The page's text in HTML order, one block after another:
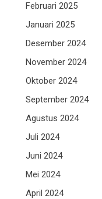
Februari 2025
Januari 2025
Desember 2024
November 2024
Oktober 2024
September 2024
Agustus 2024
Juli 2024
Juni 2024
Mei 2024
April 2024